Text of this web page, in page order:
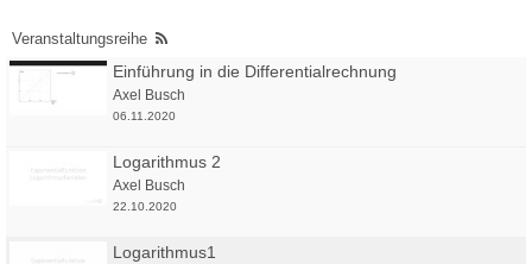
Veranstaltungsreihe
Einführung in die Differentialrechnung
Axel Busch
06.11.2020
Logarithmus 2
Axel Busch
22.10.2020
Logarithmus1